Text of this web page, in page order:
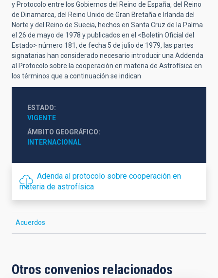
y Protocolo entre los Gobiernos del Reino de España, del Reino
de Dinamarca, del Reino Unido de Gran Bretaña e Irlanda del
Norte y del Reino de Suecia, hechos en Santa Cruz de la Palma
el 26 de mayo de 1978 y publicados en el <Boletín Oficial del
Estado> número 181, de fecha 5 de julio de 1979, las partes
signatarias han considerado necesario introducir una Addenda
al Protocolo sobre la cooperación en materia de Astrofísica en
los términos que a continuación se indican
ESTADO
VIGENTE
ÁMBITO GEOGRÁFICO
INTERNACIONAL
Adenda al protocolo sobre cooperación en
materia de astrofísica
Acuerdos
Otros convenios relacionados